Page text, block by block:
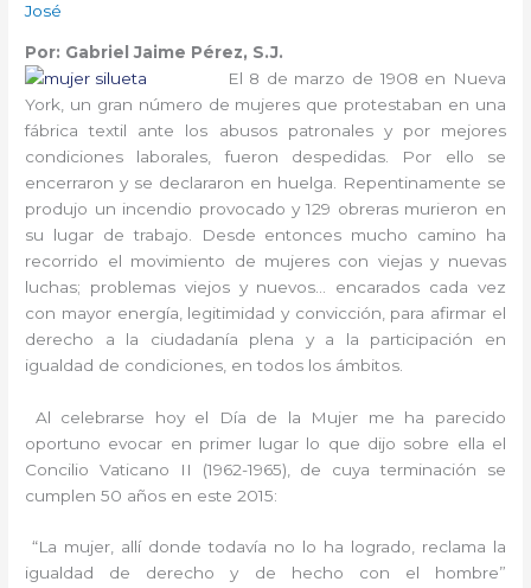
José
Por: Gabriel Jaime Pérez, S.J.
El 8 de marzo de 1908 en Nueva
York, un gran número de mujeres que protestaban en una
fábrica textil ante los abusos patronales y por mejores
condiciones laborales, fueron despedidas. Por ello se
encerraron y se declararon en huelga. Repentinamente se
produjo un incendio provocado y 129 obreras murieron en
su lugar de trabajo. Desde entonces mucho camino ha
recorrido el movimiento de mujeres con viejas y nuevas
luchas; problemas viejos y nuevos… encarados cada vez
con mayor energía, legitimidad y convicción, para afirmar el
derecho a la ciudadanía plena y a la participación en
igualdad de condiciones, en todos los ámbitos.
Al celebrarse hoy el Día de la Mujer me ha parecido
oportuno evocar en primer lugar lo que dijo sobre ella el
Concilio Vaticano II (1962-1965), de cuya terminación se
cumplen 50 años en este 2015:
“La mujer, allí donde todavía no lo ha logrado, reclama la
igualdad de derecho y de hecho con el hombre”